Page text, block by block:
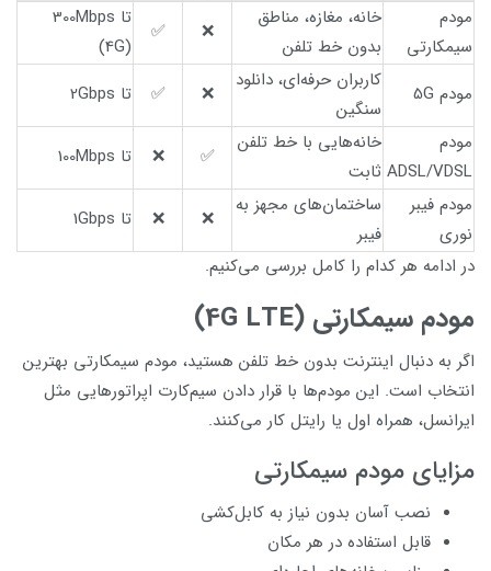
مودم
سیمکارتی
خانه، مغازه، مناطق
بدون خط تلفن
❌
✅
تا 300Mbps
(4G)
مودم 5G
کاربران حرفه‌ای، دانلود
سنگین
❌
✅
تا 2Gbps
مودم
ADSL/VDSL
خانه‌هایی با خط تلفن
ثابت
✅
❌
تا 100Mbps
مودم فیبر
نوری
ساختمان‌های مجهز به
فیبر
❌
❌
تا 1Gbps
در ادامه هر کدام را کامل بررسی می‌کنیم.
مودم سیمکارتی (4G LTE)
اگر به دنبال اینترنت بدون خط تلفن هستید، مودم سیمکارتی بهترین
انتخاب است. این مودم‌ها با قرار دادن سیم‌کارت اپراتورهایی مثل
ایرانسل، همراه اول یا رایتل کار می‌کنند.
مزایای مودم سیمکارتی
نصب آسان بدون نیاز به کابل‌کشی
قابل استفاده در هر مکان